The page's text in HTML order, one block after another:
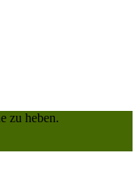
zu heben.